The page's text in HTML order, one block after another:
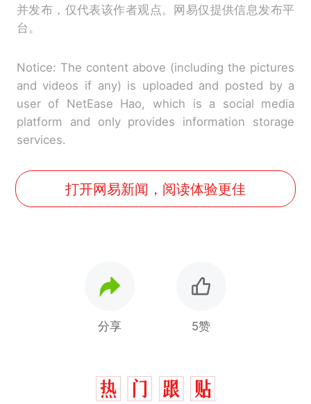
并发布，仅代表该作者观点。网易仅提供信息发布平
台。
Notice: The content above (including the pictures
and videos if any) is uploaded and posted by a
user of NetEase Hao, which is a social media
platform and only provides information storage
services.
打开网易新闻，阅读体验更佳
分享 5赞
热
那个在床头放菜刀的女孩，